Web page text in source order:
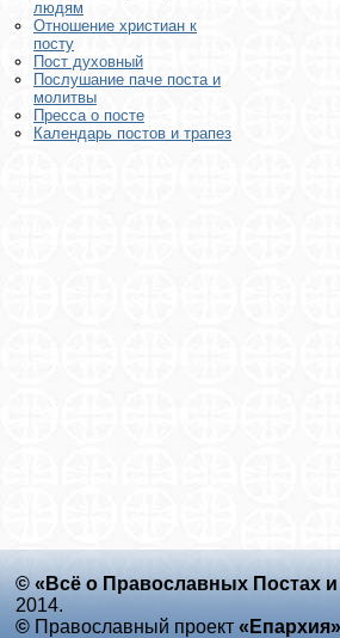
людям
Отношение христиан к
посту
Пост духовный
Послушание паче поста и
молитвы
Пресса о посте
Календарь постов и трапез
© «Всё о Православных Постах и
2014.
© Православный проект «Епархия»